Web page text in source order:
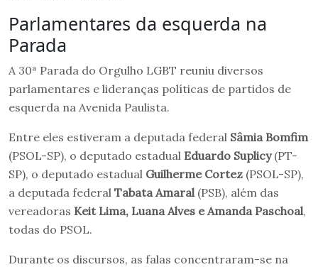
Parlamentares da esquerda na
Parada
A 30ª Parada do Orgulho LGBT reuniu diversos
parlamentares e lideranças políticas de partidos de
esquerda na Avenida Paulista.
Entre eles estiveram a deputada federal Sâmia Bomfim
(PSOL-SP), o deputado estadual Eduardo Suplicy(PT-
SP), o deputado estadual Guilherme Cortez (PSOL-SP),
a deputada federal Tabata Amaral (PSB), além das
vereadoras Keit Lima, Luana Alves e Amanda Paschoal,
todas do PSOL.
Durante os discursos, as falas concentraram-se na